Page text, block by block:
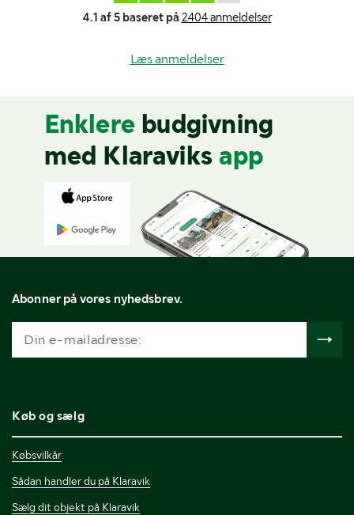
4.1 af 5 baseret på 2404 anmeldelser
Læs anmeldelser
Enklere budgivning
med Klaraviks app
Abonner på vores nyhedsbrev.
Køb og sælg
Købsvilkår
Sådan handler du på Klaravik
Sælg dit objekt på Klaravik